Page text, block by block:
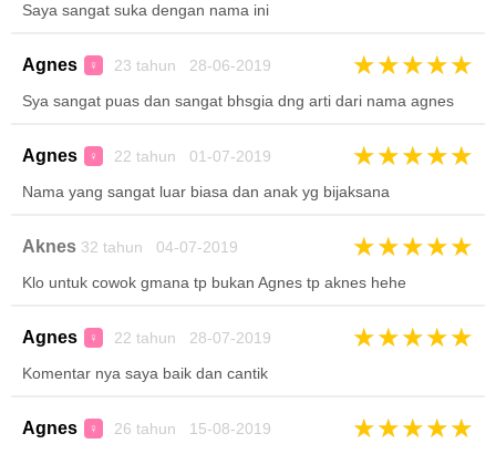
Saya sangat suka dengan nama ini
Agnes ♀ 23 tahun 28-06-2019 ★★★★★
Sya sangat puas dan sangat bhsgia dng arti dari nama agnes
Agnes ♀ 22 tahun 01-07-2019 ★★★★★
Nama yang sangat luar biasa dan anak yg bijaksana
Aknes 32 tahun 04-07-2019 ★★★★★
Klo untuk cowok gmana tp bukan Agnes tp aknes hehe
Agnes ♀ 22 tahun 28-07-2019 ★★★★★
Komentar nya saya baik dan cantik
Agnes ♀ 26 tahun 15-08-2019 ★★★★★